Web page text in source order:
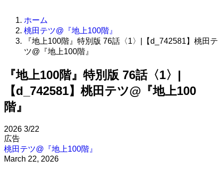
ホーム
桃田テツ@『地上100階』
『地上100階』特別版 76話〈1〉|【d_742581】桃田テ
ツ@『地上100階』
『地上100階』特別版 76話〈1〉|
【d_742581】桃田テツ@『地上100
階』
2026 3/22
広告
桃田テツ@『地上100階』
March 22, 2026